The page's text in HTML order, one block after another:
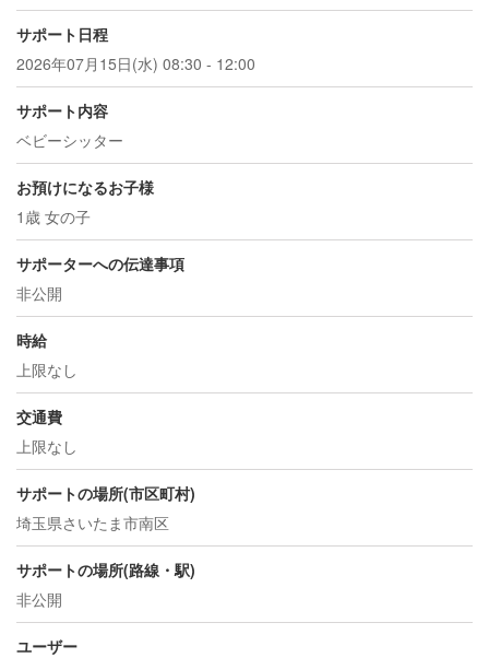
サポート日程
2026年07月15日(水) 08:30 - 12:00
サポート内容
ベビーシッター
お預けになるお子様
1歳 女の子
サポーターへの伝達事項
非公開
時給
上限なし
交通費
上限なし
サポートの場所(市区町村)
埼玉県さいたま市南区
サポートの場所(路線・駅)
非公開
ユーザー